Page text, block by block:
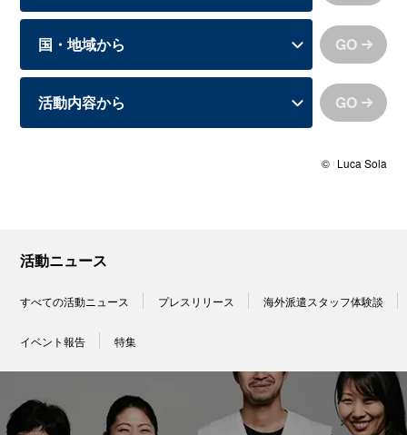
GO
GO
© Luca Sola
活動ニュース
すべての活動ニュース プレスリリース 海外派遣スタッフ体験談
イベント報告 特集